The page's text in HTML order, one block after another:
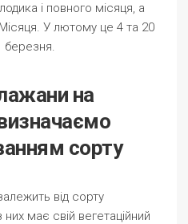
і повного місяця, а
У лютому це 4 та 20
березня.
на
сорту
від сорту
має свій вегетаційний